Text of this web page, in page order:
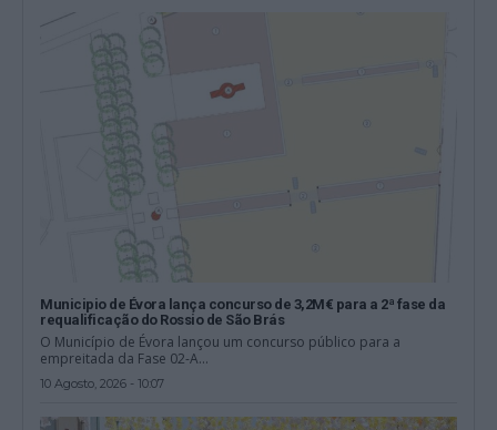
Municipio de Évora lança concurso de 3,2M€ para a 2ª fase da
requalificação do Rossio de São Brás
O Município de Évora lançou um concurso público para a
empreitada da Fase 02-A...
10 Agosto, 2026 - 10:07